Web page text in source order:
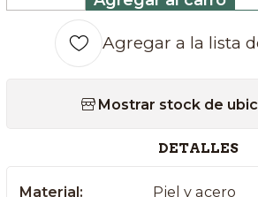
Agregar a la lista
Mostrar stock de
DETALLES
Material: Piel y acero